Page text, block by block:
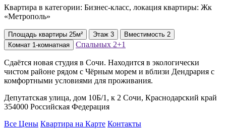
Квартира в категории: Бизнес-класс, локация квартиры: Жк
«Метрополь»
Площадь квартиры 25м² Этаж 3 Вместимость 2
Комнат 1-комнатная Спальных 2+1
Сдаётся новая студия в Сочи. Находится в экологически
чистом районе рядом с Чёрным морем и вблизи Дендрария с
комфортными условиями для проживания.
Депутатская улица, дом 10Б/1, к 2 Сочи, Краснодарский край
354000 Российская Федерация
Все Цены Квартира на Карте Контакты